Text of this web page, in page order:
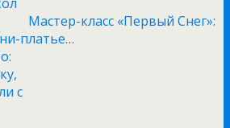
Мастер-класс «Первый Снег»:
платье…